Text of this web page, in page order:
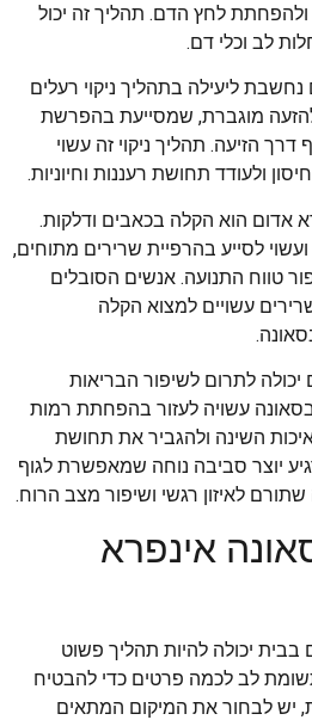
לחץ הדם. תהליך זה יכול
לב וכלי דם.
ליעילה בתהליך ניקוי רעלים
מוגברת, שמסייעת בהפרשת
הזיעה. תהליך ניקוי זה עשוי
ולעודד תחושת רעננות וחיוניות.
אדום הוא הקלה בכאבים ודלקות.
לסייע בהרפיית שרירים מתוחים,
טווח התנועה. אנשים הסובלים
עשויים למצוא הקלה
לתרום לשיפור הבריאות
עשויה לעזור בהפחתת רמות
השינה ולהגביר את תחושת
יוצר סביבה נוחה שמאפשרת לגוף
לאיזון רגשי ושיפור מצב הרוח.
אינפרא
יכולה להיות תהליך פשוט
לב לכמה פרטים כדי להבטיח
יש לבחור את המיקום המתאים